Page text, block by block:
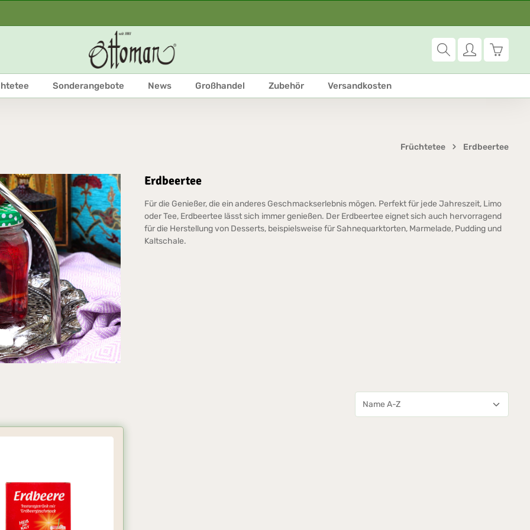
Sonderangebote News Großhandel Zubehör Versandkosten
Früchtetee Erdbeertee
Erdbeertee
Für die Genießer, die ein anderes Geschmackserlebnis mögen. Perfekt für jede Jahreszeit, Limo
oder Tee, Erdbeertee lässt sich immer genießen. Der Erdbeertee eignet sich auch hervorragend
für die Herstellung von Desserts, beispielsweise für Sahnequarktorten, Marmelade, Pudding und
Kaltschale.